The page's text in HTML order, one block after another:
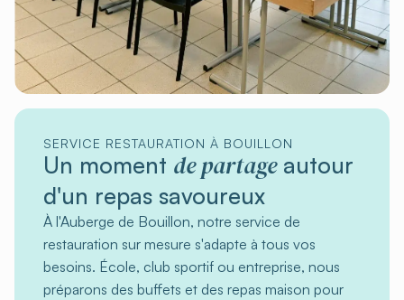
SERVICE RESTAURATION À BOUILLON
Un moment de partageautour
d'un repas savoureux
À l'Auberge de Bouillon, notre service de
restauration sur mesure s'adapte à tous vos
besoins. École, club sportif ou entreprise, nous
préparons des buffets et des repas maison pour